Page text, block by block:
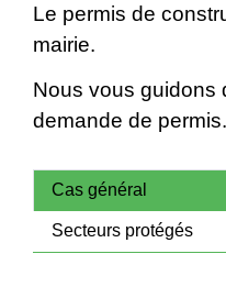
Le permis de
mairie.
Nous vous guidons
demande de permis.
Cas général
Secteurs protégés